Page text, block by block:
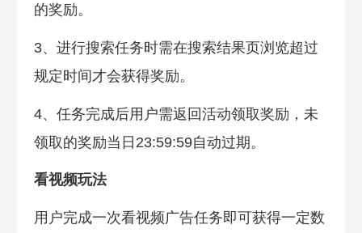
的奖励。
3、进行搜索任务时需在搜索结果页浏览超过
规定时间才会获得奖励。
4、任务完成后用户需返回活动领取奖励，未
领取的奖励当日23:59:59自动过期。
看视频玩法
用户完成一次看视频广告任务即可获得一定数